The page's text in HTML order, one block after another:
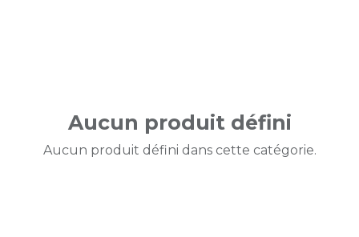
Aucun produit défini
Aucun produit défini dans cette catégorie.